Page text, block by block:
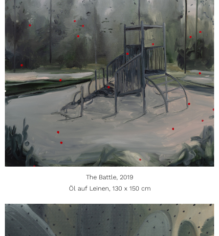
The Battle, 2019
Öl auf Leinen, 130 x 150 cm